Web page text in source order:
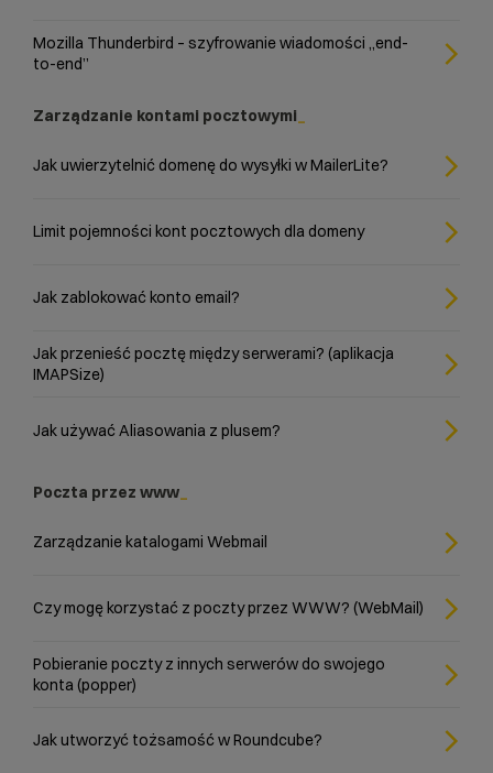
Mozilla Thunderbird – szyfrowanie wiadomości „end-
to-end”
Zarządzanie kontami pocztowymi
Jak uwierzytelnić domenę do wysyłki w MailerLite?
Limit pojemności kont pocztowych dla domeny
Jak zablokować konto email?
Jak przenieść pocztę między serwerami? (aplikacja
IMAPSize)
Jak używać Aliasowania z plusem?
Poczta przez www
Zarządzanie katalogami Webmail
Czy mogę korzystać z poczty przez WWW? (WebMail)
Pobieranie poczty z innych serwerów do swojego
konta (popper)
Jak utworzyć tożsamość w Roundcube?